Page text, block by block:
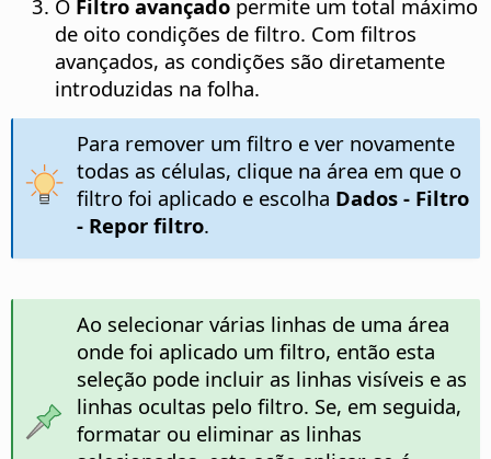
O Filtro avançado permite um total máximo
de oito condições de filtro. Com filtros
avançados, as condições são diretamente
introduzidas na folha.
Para remover um filtro e ver novamente
todas as células, clique na área em que o
filtro foi aplicado e escolha Dados - Filtro
- Repor filtro.
Ao selecionar várias linhas de uma área
onde foi aplicado um filtro, então esta
seleção pode incluir as linhas visíveis e as
linhas ocultas pelo filtro. Se, em seguida,
formatar ou eliminar as linhas